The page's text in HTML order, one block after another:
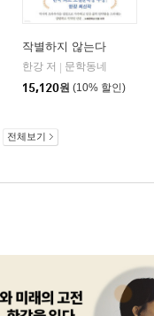
작별하지 않는다
한강 저
문학동네
15,120원 (10% 할인)
전체보기